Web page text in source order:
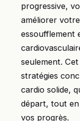
progressive,
améliorer
essoufflement
seulement.
stratégies
cardio solide,
départ, tout
vos progrès.